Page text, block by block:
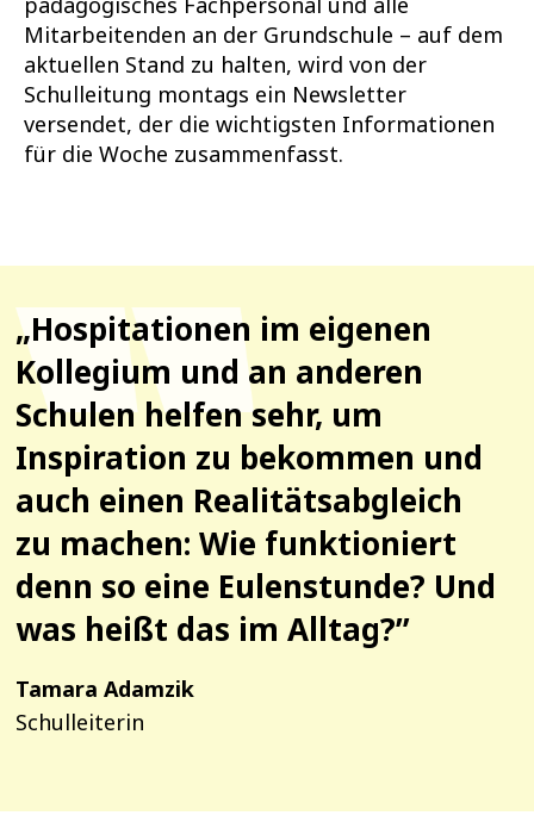
Mitarbeitenden an der Grundschule – auf dem
aktuellen Stand zu halten, wird von der
Schulleitung montags ein Newsletter
versendet, der die wichtigsten Informationen
für die Woche zusammenfasst.
„Hospitationen im eigenen
Kollegium und an anderen
Schulen helfen sehr, um
Inspiration zu bekommen und
auch einen Realitätsabgleich
zu machen: Wie funktioniert
denn so eine Eulenstunde? Und
was heißt das im Alltag?”
Tamara Adamzik
Schulleiterin